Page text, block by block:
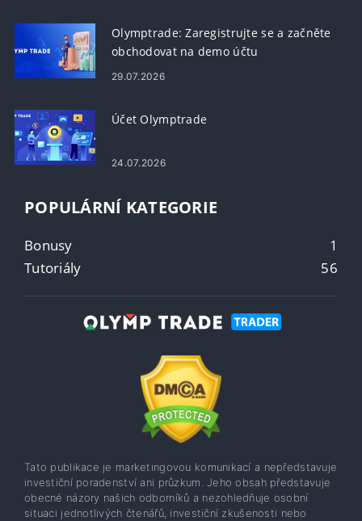
Olymptrade: Zaregistrujte se a začněte
obchodovat na demo účtu
29.07.2026
Účet Olymptrade
24.07.2026
POPULÁRNÍ KATEGORIE
Bonusy
1
Tutoriály
56
Tato publikace je marketingovou komunikací a nepředstavuje
investiční poradenství ani průzkum. Jeho obsah představuje
obecné názory našich odborníků a nezohledňuje osobní
situaci jednotlivých čtenářů, investiční zkušenosti nebo